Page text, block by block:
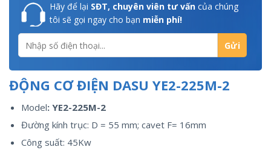
Hãy để lại SĐT, chuyên viên tư vấn của chúng
tôi sẽ gọi ngay cho bạn miễn phí!
ĐỘNG CƠ ĐIỆN DASU YE2-225M-2
Model: YE2-225M-2
Đường kính trục: D = 55 mm; cavet F= 16mm
Công suất: 45Kw